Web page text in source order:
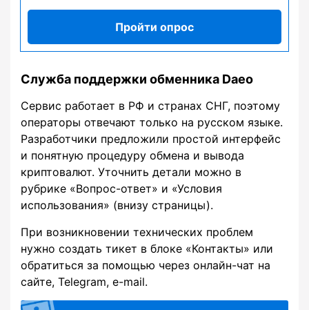
Пройти опрос
Служба поддержки обменника Daeo
Сервис работает в РФ и странах СНГ, поэтому
операторы отвечают только на русском языке.
Разработчики предложили простой интерфейс
и понятную процедуру обмена и вывода
криптовалют. Уточнить детали можно в
рубрике «Вопрос-ответ» и «Условия
использования» (внизу страницы).
При возникновении технических проблем
нужно создать тикет в блоке «Контакты» или
обратиться за помощью через онлайн-чат на
сайте, Telegram, e-mail.